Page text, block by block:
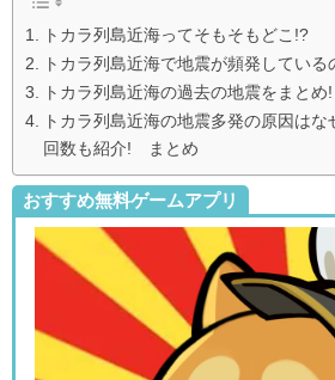
トカラ列島近海ってそもそもどこ!?
トカラ列島近海で地震が頻発している
トカラ列島近海の過去の地震をまとめ!
トカラ列島近海の地震多発の原因は
回数も紹介! まとめ
おすすめ無料ゲームアプリ